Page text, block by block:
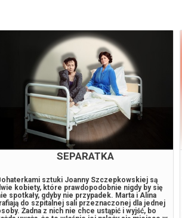
SEPARATKA
sztuki Joanny Szczepkowskiej są
kobiety, które prawdopodobnie nigdy by się
spotkały, gdyby nie przypadek. Marta i Alina
do szpitalnej sali przeznaczonej dla jednej
Żadna z nich nie chce ustąpić i wyjść, bo